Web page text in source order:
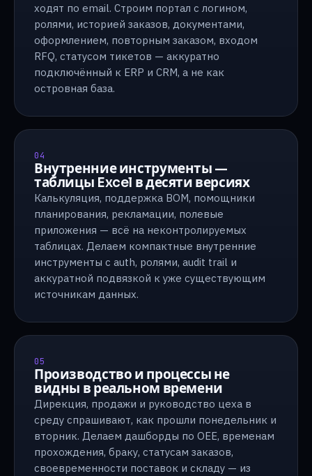
ходят по email. Строим портал с логином,
ролями, историей заказов, документами,
оформлением, повторным заказом, входом
RFQ, статусом тикетов — аккуратно
подключённый к ERP и CRM, а не как
островная база.
04
Внутренние инструменты —
таблицы Excel в десяти версиях
Калькуляция, поддержка BOM, помощники
планирования, рекламации, полевые
приложения — всё на неконтролируемых
таблицах. Делаем компактные внутренние
инструменты с auth, ролями, audit trail и
аккуратной подвязкой к уже существующим
источникам данных.
05
Производство и процессы не
видны в реальном времени
Дирекция, продажи и руководство цеха в
среду спрашивают, как прошли понедельник и
вторник. Делаем дашборды по OEE, временам
прохождения, браку, статусам заказов,
своевременности поставок и складу — из